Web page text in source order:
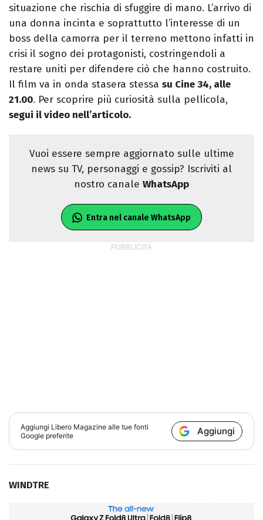
situazione che rischia di sfuggire di mano. L’arrivo di
una donna incinta e soprattutto l’interesse di un
boss della camorra per il terreno mettono infatti in
crisi il sogno dei protagonisti, costringendoli a
restare uniti per difendere ciò che hanno costruito.
Il film va in onda stasera stessa su Cine 34, alle
21.00. Per scoprire più curiosità sulla pellicola,
segui il video nell’articolo.
Vuoi essere sempre aggiornato sulle ultime
news su TV, personaggi e gossip? Iscriviti al
nostro canale WhatsApp
Entra nel canale WhatsApp
Aggiungi Libero Magazine alle tue fonti
Google preferite
Aggiungi
WINDTRE